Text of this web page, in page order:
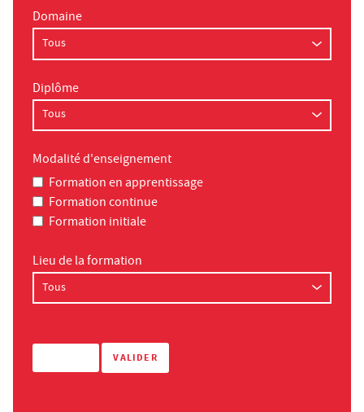
Domaine
Diplôme
Modalité d'enseignement
Formation en apprentissage
Formation continue
Formation initiale
Lieu de la formation